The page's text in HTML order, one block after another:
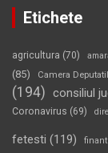
Etichete
agricultura (70)
(85)
Camera
(194) consiliul
Coronavirus (69)
fetesti (119)